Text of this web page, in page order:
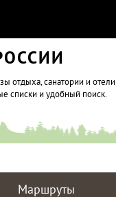
отдыха, санатории и отели
списки и удобный поиск.
Маршруты